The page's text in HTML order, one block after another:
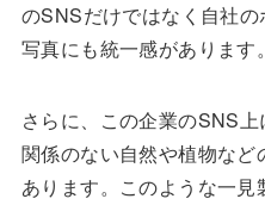
のSNSだけではなく自社
写真にも統一感があります。
さらに、この企業のSNS
関係のない自然や植物な
あります。このような一見